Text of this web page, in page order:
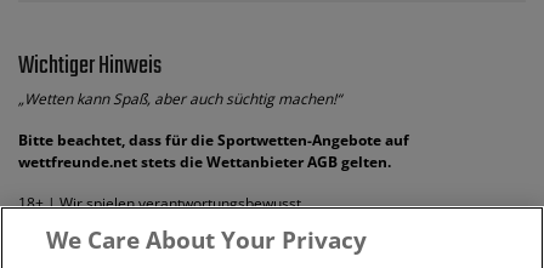
Wichtiger Hinweis
„Wetten kann Spaß, aber auch süchtig machen!“
Bitte beachtet, dass für die Sportwetten-Angebote auf
wettfreunde.net stets die Wettanbieter AGB gelten.
18+ | Wir spielen verantwortungsbewusst
We Care About Your Privacy